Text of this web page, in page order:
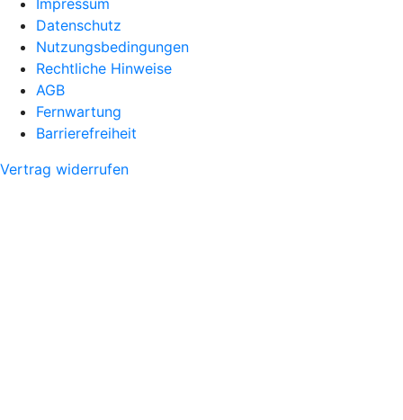
Impressum
Datenschutz
Nutzungsbedingungen
Rechtliche Hinweise
AGB
Fernwartung
Barrierefreiheit
Vertrag widerrufen